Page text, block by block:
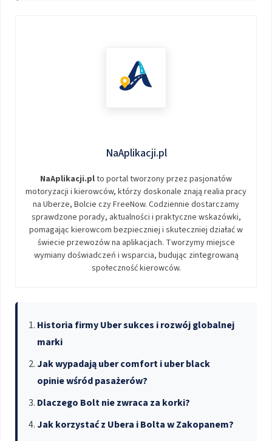
NaAplikacji.pl
NaAplikacji.plto portal tworzony przez pasjonatów
motoryzacji i kierowców, którzy doskonale znają realia pracy
na Uberze, Bolcie czy FreeNow. Codziennie dostarczamy
sprawdzone porady, aktualności i praktyczne wskazówki,
pomagając kierowcom bezpieczniej i skuteczniej działać w
świecie przewozów na aplikacjach. Tworzymy miejsce
wymiany doświadczeń i wsparcia, budując zintegrowaną
społeczność kierowców.
Historia firmy Uber sukces i rozwój globalnej
marki
Jak wypadają uber comfort i uber black
opinie wśród pasażerów?
Dlaczego Bolt nie zwraca za korki?
Jak korzystać z Ubera i Bolta w Zakopanem?